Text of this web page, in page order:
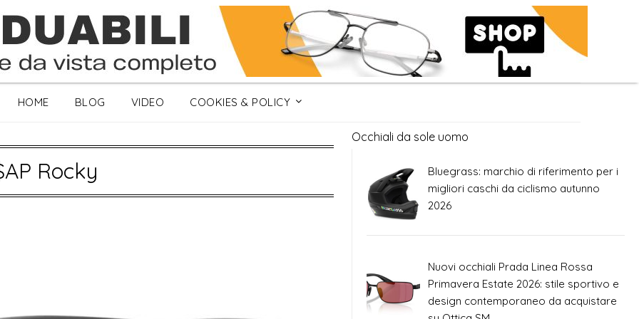
HOME BLOG VIDEO COOKIES & POLICY
Occhiali da sole uomo
Rocky
Bluegrass: marchio di riferimento per i
migliori caschi da ciclismo autunno
2026
Nuovi occhiali Prada Linea Rossa
Primavera Estate 2026: stile sportivo e
design contemporaneo da acquistare